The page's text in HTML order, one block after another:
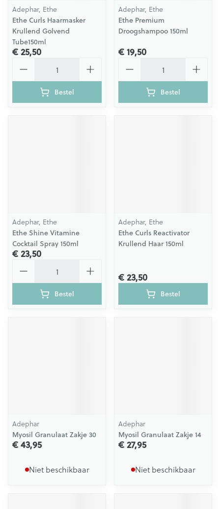
Adephar, Ethe
Ethe Curls Haarmasker
Krullend Golvend
Tube150ml
€ 25,50
Bestel
Adephar, Ethe
Ethe Premium
Droogshampoo 150ml
€ 19,50
Bestel
Adephar, Ethe
Ethe Shine Vitamine
Cocktail Spray 150ml
€ 23,50
Bestel
Adephar, Ethe
Ethe Curls Reactivator
Krullend Haar 150ml
€ 23,50
Bestel
Adephar
Myosil Granulaat Zakje 30
€ 43,95
Niet beschikbaar
Adephar
Myosil Granulaat Zakje 14
€ 27,95
Niet beschikbaar